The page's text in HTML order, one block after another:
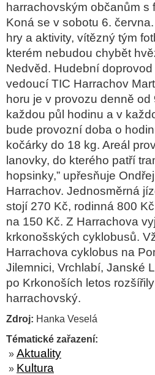
harrachovským občanům
Koná se v sobotu 6.
hry a aktivity, vítězný tým
kterém nebudou chybět
Nedvěd. Hudební
vedoucí TIC Harrachov
horu je v provozu denně
každou půl hodinu a v
bude provozní doba o
kočárky do 18 kg. Areál
lanovky, do kterého patří
hopsinky,” upřesňuje
Harrachov. Jednosměrná
stojí 270 Kč, rodinná 800
na 150 Kč. Z Harrachova
krkonošských cyklobusů.
Harrachova cyklobus na
Jilemnici, Vrchlabí, Janské
po Krkonoších letos
harrachovský.
Zdroj: Hanka Veselá
Tématické zařazení:
» Aktuality
» Kultura